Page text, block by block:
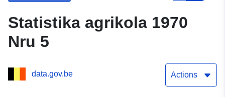
Statistika agrikola 1970
Nru 5
data.gov.be Actions